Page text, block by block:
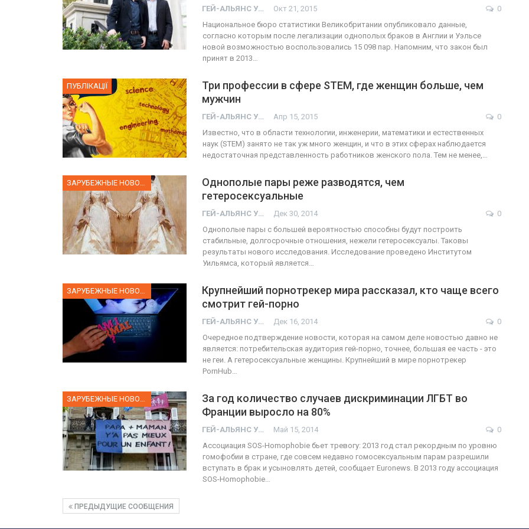
ГЕЙ-АЛЬЯНС УКРАИНА Окт 21, 2015
0
Национальное бюро статистики Великобритании опубликовало данные,
согласно которым после легализации однополых браков в Англии и Уэльсе
новой возможностью воспользовались 15 098 пар. Напомним, что закон был
принят в 2013…
ПУБЛІКАЦІЇ
Три профессии в сфере STEM, где женщин больше, чем
мужчин
ГЕЙ-АЛЬЯНС УКРАИНА Апр 15, 2015
0
Известно, что в области технологии, инженерии, математики и естественных
наук (STEM) занято не так уж много женщин, и что в этих сферах наблюдается
недостаточная представленность работников женского пола. Тем не менее,…
Однополые пары реже разводятся, чем
гетеросексуальные
ГЕЙ-АЛЬЯНС УКРАИНА Дек 30, 2014
0
Однополые пары с большей вероятностью способны будут построить
стабильные, долгосрочные отношения, нежели гетеросексуалы. Таковы
результаты нового исследования. Исследование проведено Институтом
Уильямса, который является…
Крупнейший порнотрекер мира рассказал, кто чаще всего
смотрит гей-порно
ГЕЙ-АЛЬЯНС УКРАИНА Дек 16, 2014
0
Очередное подтверждение новости, которая на самом деле новостью давно не
является: потребительская аудитория гей-порно, точнее, большая ее часть - это
не геи. А гетеросексуальные женщины. Крупнейший в мире порнотрекер
PornHub…
За год количество случаев дискриминации ЛГБТ во
Франции выросло на 80%
ГЕЙ-АЛЬЯНС УКРАИНА Май 15, 2014
0
Ассоциация SOS-Homophobie бьет тревогу: 2013 год стал рекордным по уровню
гомофобии в стране, где совсем недавно гомосексуальным парам разрешили
вступать в брак и усыновлять детей, сообщает Euronews. В 2013 году ассоциация
SOS-Homophobie…
ПРЕДЫДУЩИЕ СООБЩЕНИЯ